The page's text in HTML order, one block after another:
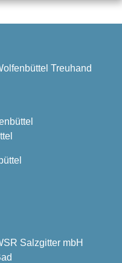
Treuhand
Salzgitter mbH